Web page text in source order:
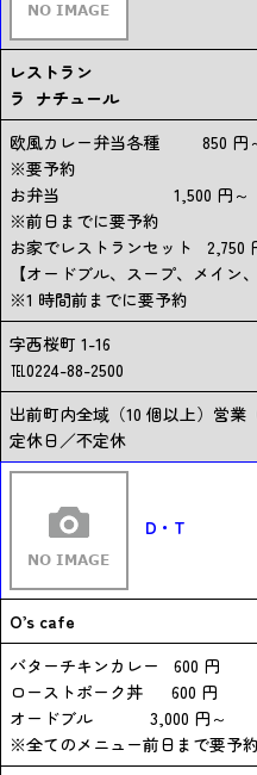
レストラン
ラ ナチュール
欧風カレー弁当各種 850 円
※要予約
お弁当 1,500 円～
※前日までに要予約
お家でレストランセット 2,750
【オードブル、スープ、メイン
※1 時間前までに要予約
字西桜町 1-16
℡0224-88-2500
出前町内全域（10 個以上）営業
定休日／不定休
D・T
O’s cafe
バターチキンカレー 600 円
ローストポーク丼 600 円
オードブル 3,000 円～
※全てのメニュー前日まで要予